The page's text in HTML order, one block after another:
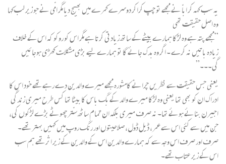
یہ سب کہہ کر اباّ نے مجھے تو چپ کراکر دوسرے کمرے میں بھیج دیا مگر امّی نے جو زیر لب کہا
وہ اصل حقیقت تھی
“مجھے پتہ ہے وہ لڑکا ہمارے بیٹے کے ساتھ زیادتی کرتا ہے مگر اس کو روکو کہ اس کے خلاف
زیادہ باتیں نہ کرے ۔ اگر وہ بدک جائے گا تو ہمارے لیے بڑی مشکلات کھڑی ہوجائیں
گی۔۔۔”
یعنی جس حقیقت سے نظریں چرانے کامشورہ مجھے میرے والدین دے رہے تھے خود اس کا
ادراک ان کو بھی تھا یعنی وہ لڑکا میرے والد کے بگ باس کا بیٹا تھا کس طرح میری زندگی
اجیرن بنائے ہوئے تھا۔ نہ صرف میری بلکہ ان تمام ساٹھ ستّر چھوٹے بڑے لڑکوں کی،
جن میں سے کئی اس سے عمر، ڈیل ڈول، صلاحیتوں اور رنگ روپ میں کہیں بہتر تھے۔
صرف اور صرف اس وجہ سے کہ ہمارے والدین اس کے والدین کے زیر اثر تھے ہم سب
اس کے زیر عتاب تھے۔